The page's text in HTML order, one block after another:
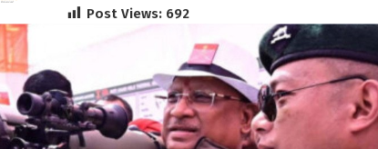
Post Views: 692